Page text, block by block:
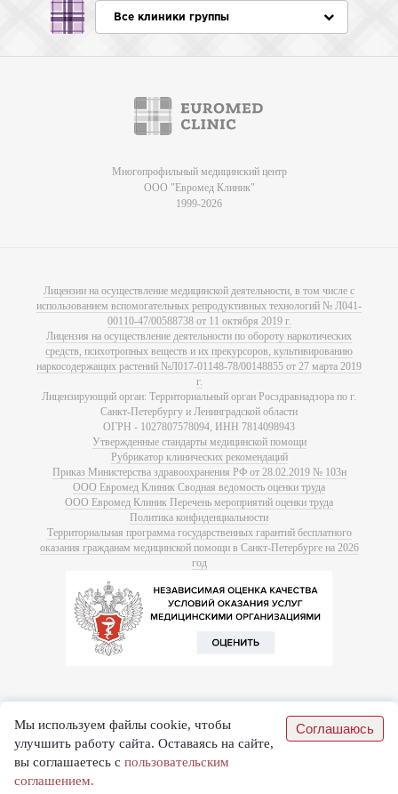
Все клиники группы
Многопрофильный медицинский центр
ООО "Евромед Клиник"
1999-2026
Лицензии на осуществление медицинской деятельности, в том числе с
использованием вспомогательных репродуктивных технологий № Л041-
00110-47/00588738 от 11 октября 2019 г.
Лицензия на осуществление деятельности по обороту наркотических
средств, психотропных веществ и их прекурсоров, культивированию
наркосодержащих растений №Л017-01148-78/00148855 от 27 марта 2019
г.
Лицензирующий орган: Территориальный орган Росздравнадзора по г.
Санкт-Петербургу и Ленинградской области
ОГРН - 1027807578094, ИНН 7814098943
Утвержденные стандарты медицинской помощи
Рубрикатор клинических рекомендаций
Приказ Министерства здравоохранения РФ от 28.02.2019 № 103н
ООО Евромед Клиник Сводная ведомость оценки труда
ООО Евромед Клиник Перечень мероприятий оценки труда
Политика конфиденциальности
Территориальная программа государственных гарантий бесплатного
оказания гражданам медицинской помощи в Санкт-Петербурге на 2026
год
Мы используем файлы cookie, чтобы
улучшить работу сайта. Оставаясь на сайте,
вы соглашаетесь с пользовательским
соглашением.
Соглашаюсь